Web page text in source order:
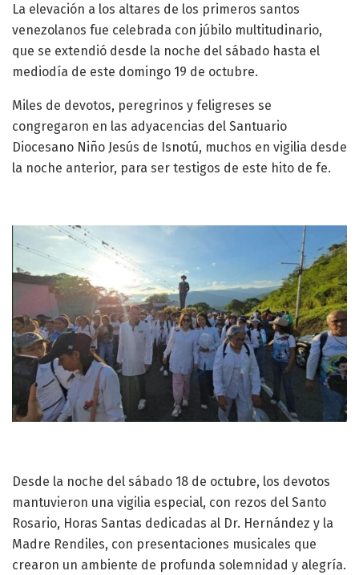
La elevación a los altares de los primeros santos
venezolanos fue celebrada con júbilo multitudinario,
que se extendió desde la noche del sábado hasta el
mediodía de este domingo 19 de octubre.
Miles de devotos, peregrinos y feligreses se
congregaron en las adyacencias del Santuario
Diocesano Niño Jesús de Isnotú, muchos en vigilia desde
la noche anterior, para ser testigos de este hito de fe.
Desde la noche del sábado 18 de octubre, los devotos
mantuvieron una vigilia especial, con rezos del Santo
Rosario, Horas Santas dedicadas al Dr. Hernández y la
Madre Rendiles, con presentaciones musicales que
crearon un ambiente de profunda solemnidad y alegría.